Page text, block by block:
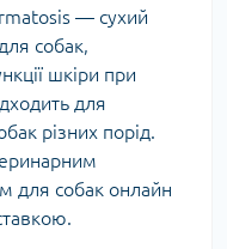
— сухий
собак,
шкіри при
для
різних порід.
для собак онлайн